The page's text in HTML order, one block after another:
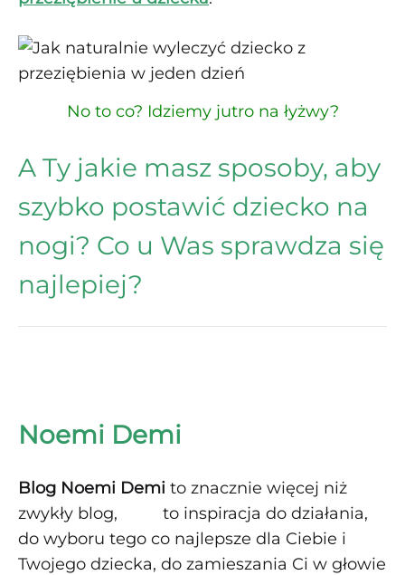
No to co? Idziemy jutro na łyżwy?
A Ty jakie masz sposoby, aby
szybko postawić dziecko na
nogi? Co u Was sprawdza się
najlepiej?
Noemi Demi
Blog Noemi Demi to znacznie więcej niż
zwykły blog, to inspiracja do działania,
do wyboru tego co najlepsze dla Ciebie i
Twojego dziecka, do zamieszania Ci w głowie